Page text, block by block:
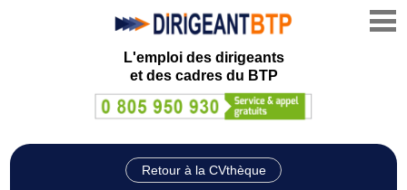
L'emploi des dirigeants
et des cadres du BTP
Retour à la CVthèque